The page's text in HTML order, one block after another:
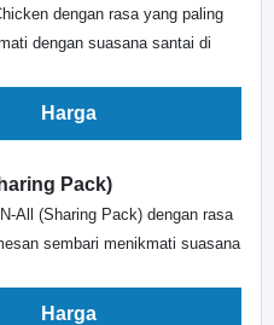
dengan rasa yang paling
dengan suasana santai di
Harga
Pack)
All (Sharing Pack) dengan rasa
sembari menikmati suasana
Harga